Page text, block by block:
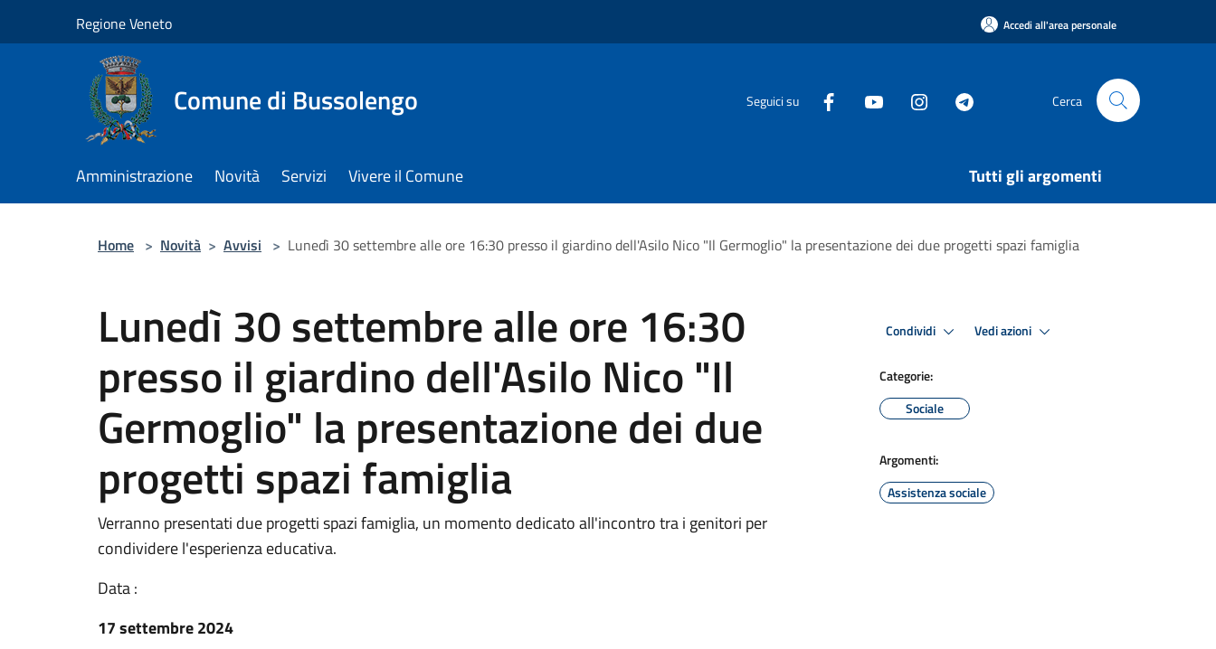
Regione Veneto Accedi all'area personale
Comune di Bussolengo Seguici su Cerca
Amministrazione Novità Servizi Vivere il Comune Tutti gli argomenti
Home > Novità > Avvisi > Lunedì 30 settembre alle ore 16:30 presso il giardino dell'Asilo Nico "Il Germoglio" la presentazione dei due progetti spazi famiglia
Lunedì 30 settembre alle ore 16:30
presso il giardino dell'Asilo Nico "Il
Germoglio" la presentazione dei due
progetti spazi famiglia
Verranno presentati due progetti spazi famiglia, un momento dedicato all'incontro tra i genitori per
condividere l'esperienza educativa.
Data :
17 settembre 2024
Condividi Vedi azioni
Categorie:
Sociale
Argomenti:
Assistenza sociale